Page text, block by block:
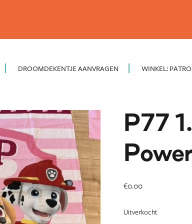
DROOMDEKENTJE AANVRAGEN WINKEL:
P77
€0.00
Uitverkocht